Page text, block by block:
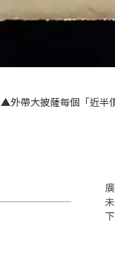
▲外帶大披薩每個「近半